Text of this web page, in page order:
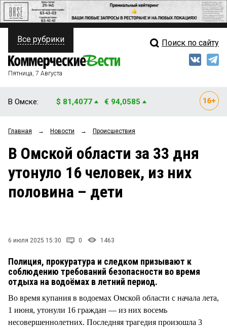
ПОЛИТИКА
ФИНАНСЫ
ОБЩЕСТВО
ЗАКОН
НОВОСТИ КОМПАНИЙ
Свежий выпуск
Мнения
Рейтинги
Блоги
Все рубрики Поиск по сайту
Пятница, 7 Августа
В Омске: $ 81,4077 € 94,0585
Главная → Новости → Происшествия
В Омской области за 33 дня
утонуло 16 человек, из них
половина – дети
6 июля 2025 15:30 0 1463
Полиция, прокуратура и следком призывают к
соблюдению требований безопасности во время
отдыха на водоёмах в летний период.
Во время купания в водоемах Омской области с начала лета,
1 июня, утонули 16 граждан — из них восемь
несовершеннолетних. Последняя трагедия произошла 3